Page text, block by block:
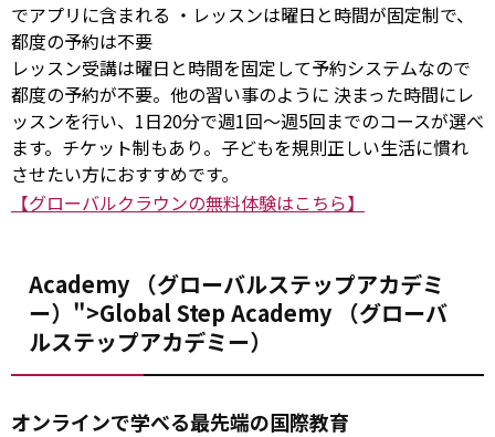
でアプリに含まれる ・レッスンは曜日と時間が固定制で、
都度の予約は不要
レッスン受講は曜日と時間を固定して予約システムなので
都度の予約が不要。他の習い事のように 決まった時間にレ
ッスンを行い、1日20分で週1回～週5回までのコースが選べ
ます。チケット制もあり。子どもを規則正しい生活に慣れ
させたい方におすすめです。
【グローバルクラウンの無料体験はこちら】
Academy （グローバルステップアカデミ
ー）">Global Step Academy （グローバ
ルステップアカデミー）
オンラインで学べる最先端の国際教育